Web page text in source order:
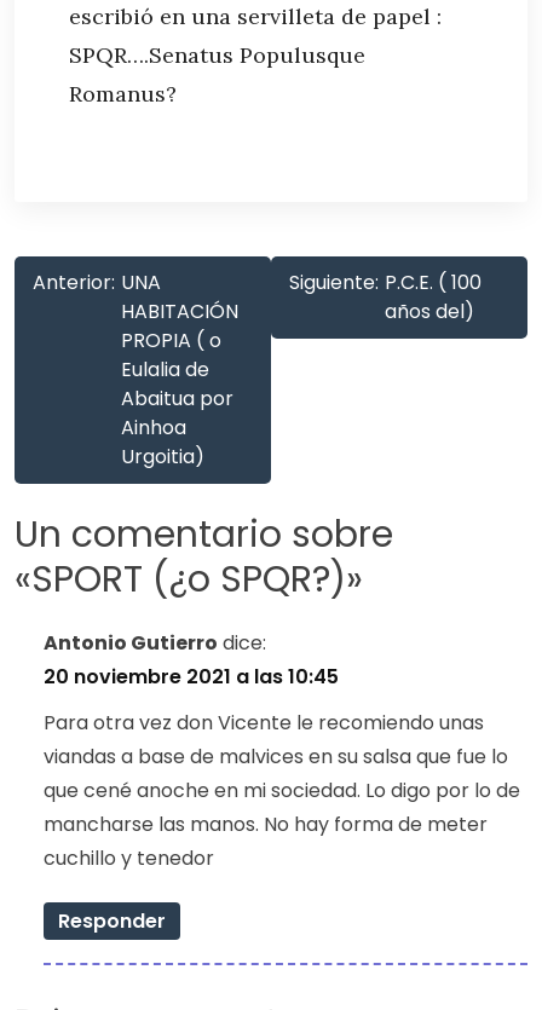
escribió en una servilleta de papel :
SPQR….Senatus Populusque
Romanus?
Anterior: UNA
HABITACIÓN
PROPIA ( o
Eulalia de
Abaitua por
Ainhoa
Urgoitia)
Siguiente: P.C.E. ( 100
años del)
Un comentario sobre
«SPORT (¿o SPQR?)»
Antonio Gutierro dice:
20 noviembre 2021 a las 10:45
Para otra vez don Vicente le recomiendo unas
viandas a base de malvices en su salsa que fue lo
que cené anoche en mi sociedad. Lo digo por lo de
mancharse las manos. No hay forma de meter
cuchillo y tenedor
Responder